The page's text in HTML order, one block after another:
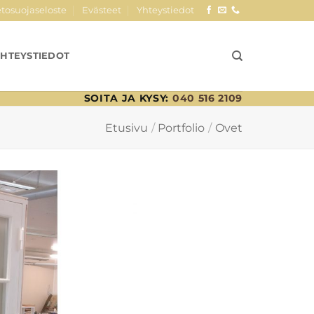
Evästeet Yhteystiedot
SOITA JA KYSY: 040 516 2109
Etusivu / Portfolio / Ovet